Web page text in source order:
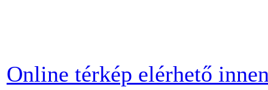
Online térkép elérhető